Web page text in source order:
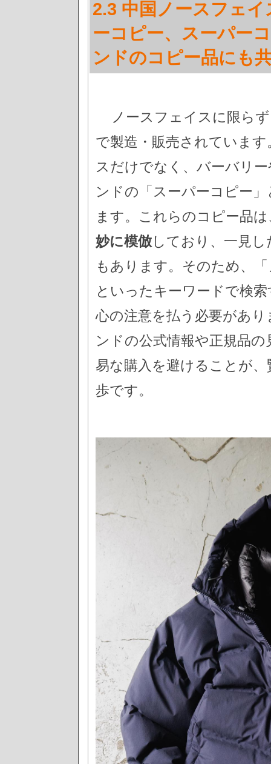
2.3 中国ノースフェ
ーコピー、スーパー
ンドのコピー品にも
ノースフェイスに限ら
で製造・販売されていま
スだけでなく、バーバリ
ンドの「スーパーコピー
ます。これらのコピー品は
妙に模倣しており、一見
もあります。そのため、
といったキーワードで検
心の注意を払う必要があ
ンドの公式情報や正規品
易な購入を避けることが
歩です。